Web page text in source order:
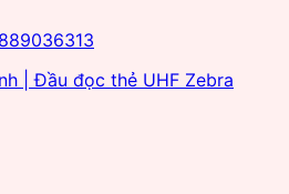
| Đầu đọc thẻ UHF Zebra